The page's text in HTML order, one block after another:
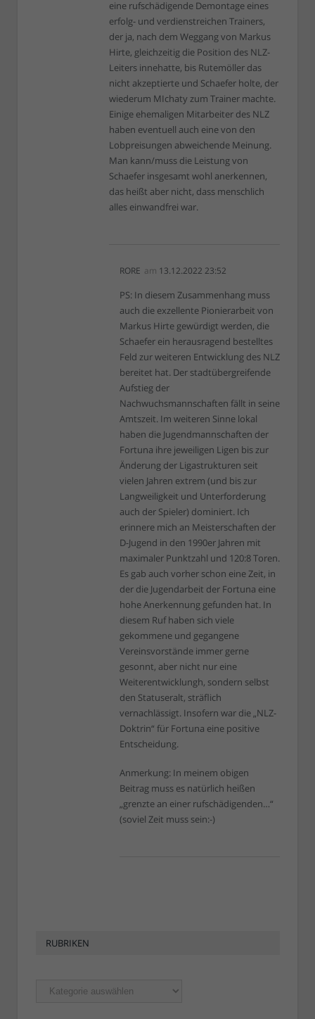
eine rufschädigende Demontage eines
erfolg- und verdienstreichen Trainers,
der ja, nach dem Weggang von Markus
Hirte, gleichzeitig die Position des NLZ-
Leiters innehatte, bis Rutemöller das
nicht akzeptierte und Schaefer holte, der
wiederum MIchaty zum Trainer machte.
Einige ehemaligen Mitarbeiter des NLZ
haben eventuell auch eine von den
Lobpreisungen abweichende Meinung.
Man kann/muss die Leistung von
Schaefer insgesamt wohl anerkennen,
das heißt aber nicht, dass menschlich
alles einwandfrei war.
RORE am 13.12.2022 23:52
PS: In diesem Zusammenhang muss
auch die exzellente Pionierarbeit von
Markus Hirte gewürdigt werden, die
Schaefer ein herausragend bestelltes
Feld zur weiteren Entwicklung des NLZ
bereitet hat. Der stadtübergreifende
Aufstieg der
Nachwuchsmannschaften fällt in seine
Amtszeit. Im weiteren Sinne lokal
haben die Jugendmannschaften der
Fortuna ihre jeweiligen Ligen bis zur
Änderung der Ligastrukturen seit
vielen Jahren extrem (und bis zur
Langweiligkeit und Unterforderung
auch der Spieler) dominiert. Ich
erinnere mich an Meisterschaften der
D-Jugend in den 1990er Jahren mit
maximaler Punktzahl und 120:8 Toren.
Es gab auch vorher schon eine Zeit, in
der die Jugendarbeit der Fortuna eine
hohe Anerkennung gefunden hat. In
diesem Ruf haben sich viele
gekommene und gegangene
Vereinsvorstände immer gerne
gesonnt, aber nicht nur eine
Weiterentwicklungh, sondern selbst
den Statuseralt, sträflich
vernachlässigt. Insofern war die „NLZ-
Doktrin“ für Fortuna eine positive
Entscheidung.
Anmerkung: In meinem obigen
Beitrag muss es natürlich heißen
„grenzte an einer rufschädigenden…“
(soviel Zeit muss sein:-)
RUBRIKEN
Rubriken